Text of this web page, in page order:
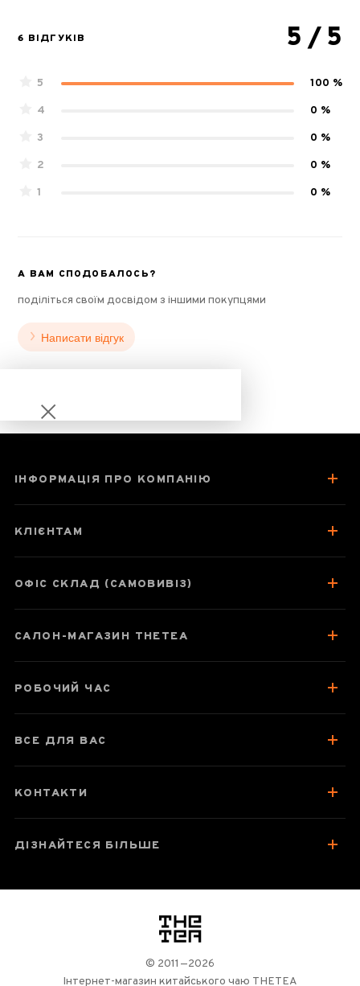
6 ВІДГУКІВ 5 / 5
5
100 %
4
0 %
3
0 %
2
0 %
1
0 %
А ВАМ СПОДОБАЛОСЬ?
поділіться своїм досвідом з іншими покупцями
Написати відгук
Паспорт товару
Про чай
ІНФОРМАЦІЯ ПРО КОМПАНІЮ
КЛІЄНТАМ
ОФІС СКЛАД (САМОВИВІЗ)
САЛОН-МАГАЗИН THETEA
РОБОЧИЙ ЧАС
ВСЕ ДЛЯ ВАС
КОНТАКТИ
ДІЗНАЙТЕСЯ БІЛЬШЕ
логотип
© 2011—2026
Інтернет-магазин китайського чаю THETEA